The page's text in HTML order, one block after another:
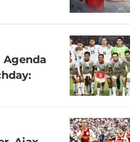
Agenda